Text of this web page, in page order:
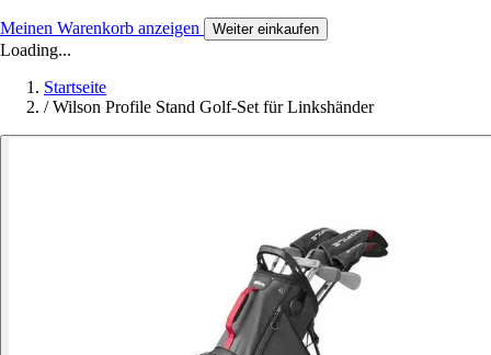
Meinen Warenkorb anzeigen Weiter einkaufen
Loading...
Startseite
/ Wilson Profile Stand Golf-Set für Linkshänder